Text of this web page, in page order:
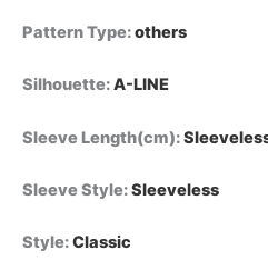
Pattern Type:others
Silhouette:A-LINE
Sleeve Length(cm):
Sleeve Style:Sleeveless
Style:Classic